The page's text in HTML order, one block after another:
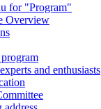
for "Program"
Overview
and enthusiasts